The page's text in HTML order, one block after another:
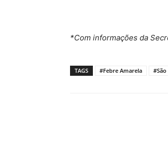
*Com informações da
TAGS #Febre Amarela #São